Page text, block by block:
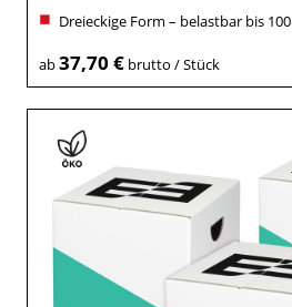
Dreieckige Form – belastbar bis
ab37,70 €brutto / Stück